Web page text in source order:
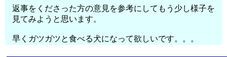
返事をくださった方の意見を参考にしてもう少し様子を
見てみようと思います。
早くガツガツと食べる犬になって欲しいです。。。